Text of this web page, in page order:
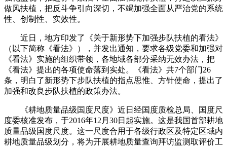
做风扶植，把反斗争引向深切，不竭加强全面从严治党的系统
性、创制性、实效性。
近日，地方印发了《关于新形势下加强步队扶植的看法》
（以下简称《看法》），并发出通知，要求各级党委和加强对
《看法》实施的组织带领，各地域各部分采纳无效办法，把
《看法》提出的各项使命落到实处。《看法》共7个部门26
条，明白了新形势下步队扶植的指点思惟、方针使命，提出了
加强和改良步队扶植的政策办法。
《耕地质量品级国度尺度》近日经国度质检总局、国度尺
度委核准发布，于2016年12月30日起实施。这是我国首部耕地
质量品级国度尺度。这一尺度合用于各级行政区及特定区域内
耕地质量品级划分，将为开展耕地质量查询拜访监测取评价工